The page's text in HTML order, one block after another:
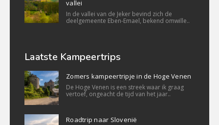
vallei
In de vallei van de Jeker bevind zich de
deelgemeente Eben-Emael, bekend omwille..
Laatste Kampeertrips
Zomers kampeertripje in de Hoge Venen
De Hoge Venen is een streek waar ik graag
vertoef, ongeacht de tijd van het jaar..
Roadtrip naar Slovenië